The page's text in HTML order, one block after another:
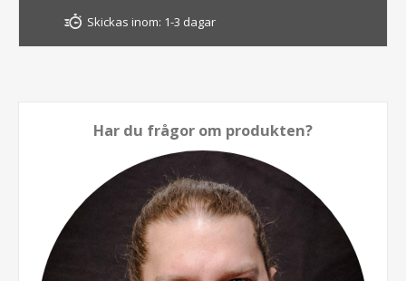
Skickas inom: 1-3 dagar
Har du frågor om produkten?